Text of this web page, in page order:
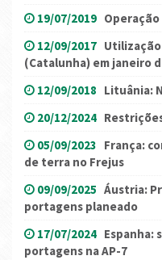
19/07/2019 Operação
12/09/2017
(Catalunha) em janeiro
12/09/2018 Lituânia:
20/12/2024
05/09/2023 França:
de terra no Frejus
09/09/2025 Áustria:
portagens planeado
17/07/2024 Espanha:
portagens na AP-7